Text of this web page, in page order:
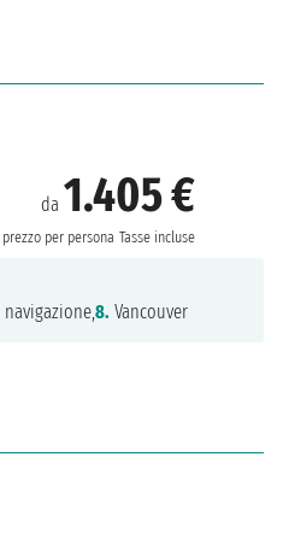
da 1.405 €
prezzo per persona Tasse incluse
navigazione,8. Vancouver